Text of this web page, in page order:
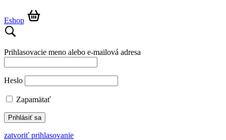
Eshop
Prihlasovacie meno alebo e-mailová adresa
Heslo
Zapamätať
zatvoriť prihlasovanie